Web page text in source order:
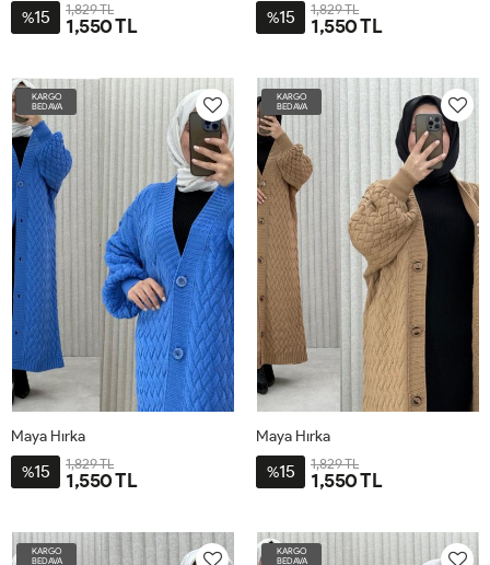
BDN-
%15 1,829 TL
1,550 TL
BDN-
%15 1,829 TL
1,550 TL
KARGO
BEDAVA
BDN-
38-
Maya Hırka
%15 1,829 TL
1,550 TL
KARGO
BEDAVA
BDN-
Maya Hırka
%15 1,829 TL
1,550 TL
KARGO
BEDAVA
KARGO
BEDAVA